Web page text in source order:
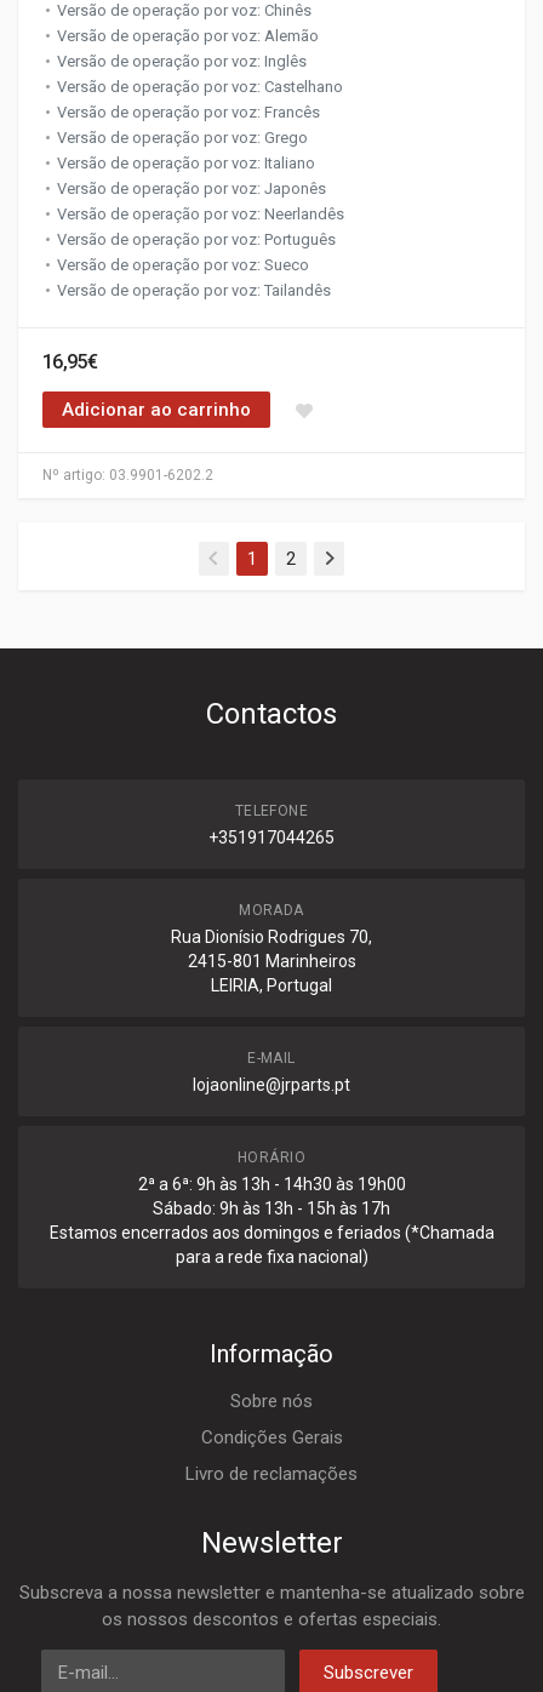
Nº artigo: 03.9901-6202.2
Versão de operação por voz: Chinês
Versão de operação por voz: Alemão
Versão de operação por voz: Inglês
Versão de operação por voz: Castelhano
Versão de operação por voz: Francês
Versão de operação por voz: Grego
Versão de operação por voz: Italiano
Versão de operação por voz: Japonês
Versão de operação por voz: Neerlandês
Versão de operação por voz: Português
Versão de operação por voz: Sueco
Versão de operação por voz: Tailandês
16,95€
Adicionar ao carrinho
1 (current)
2
Contactos
TELEFONE
+351917044265
MORADA
Rua Dionísio Rodrigues 70,
2415-801 Marinheiros
LEIRIA, Portugal
E-MAIL
lojaonline@jrparts.pt
HORÁRIO
2ª a 6ª: 9h às 13h - 14h30 às 19h00
Sábado: 9h às 13h - 15h às 17h
Estamos encerrados aos domingos e feriados (*Chamada
para a rede fixa nacional)
Informação
Sobre nós
Condições Gerais
Livro de reclamações
Newsletter
Subscreva a nossa newsletter e mantenha-se atualizado sobre
os nossos descontos e ofertas especiais.
E-mail
Subscrever